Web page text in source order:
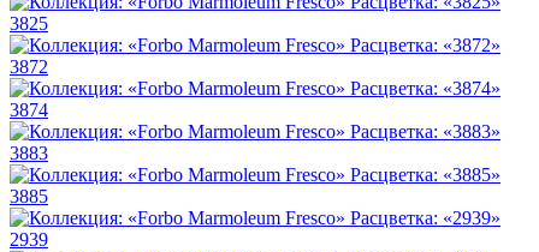
3825
3872
3874
3883
3885
2939